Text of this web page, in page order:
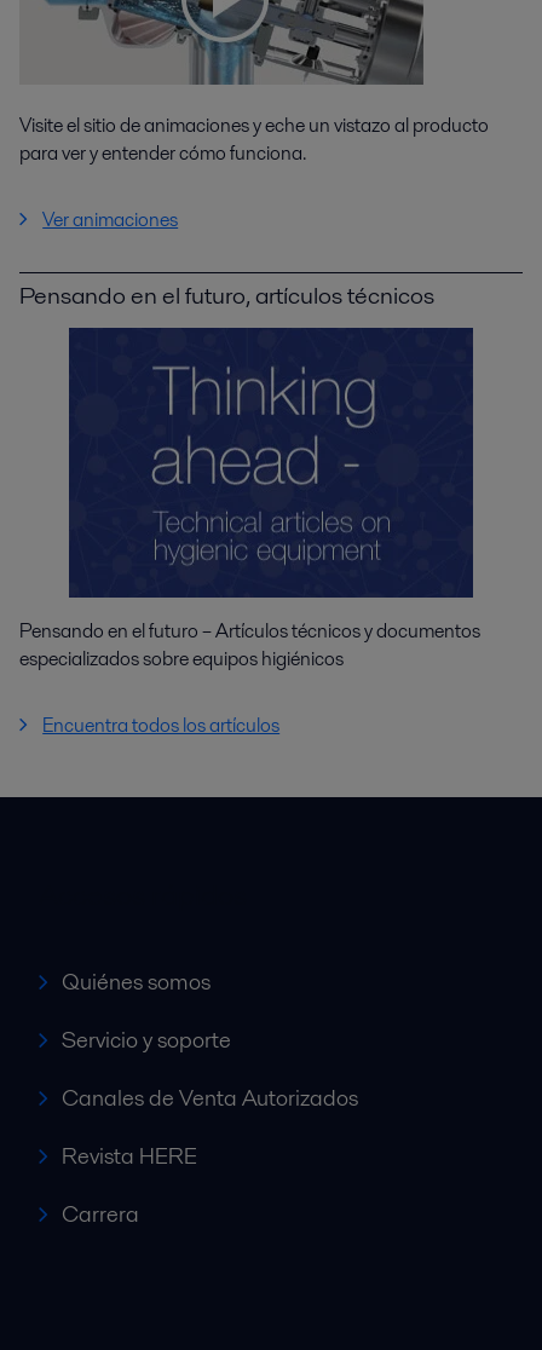
Visite el sitio de animaciones y eche un vistazo al producto
para ver y entender cómo funciona.
Ver animaciones
Pensando en el futuro, artículos técnicos
Pensando en el futuro – Artículos técnicos y documentos
especializados sobre equipos higiénicos
Encuentra todos los artículos
Quiénes somos
Servicio y soporte
Canales de Venta Autorizados
Revista HERE
Carrera